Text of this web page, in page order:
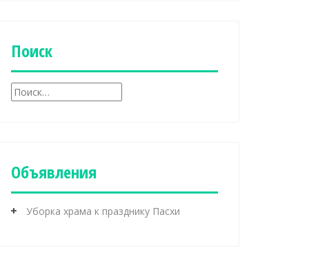
к
иПоиск
Н
а
Объявления
Уборка храма к празднику Пасхи